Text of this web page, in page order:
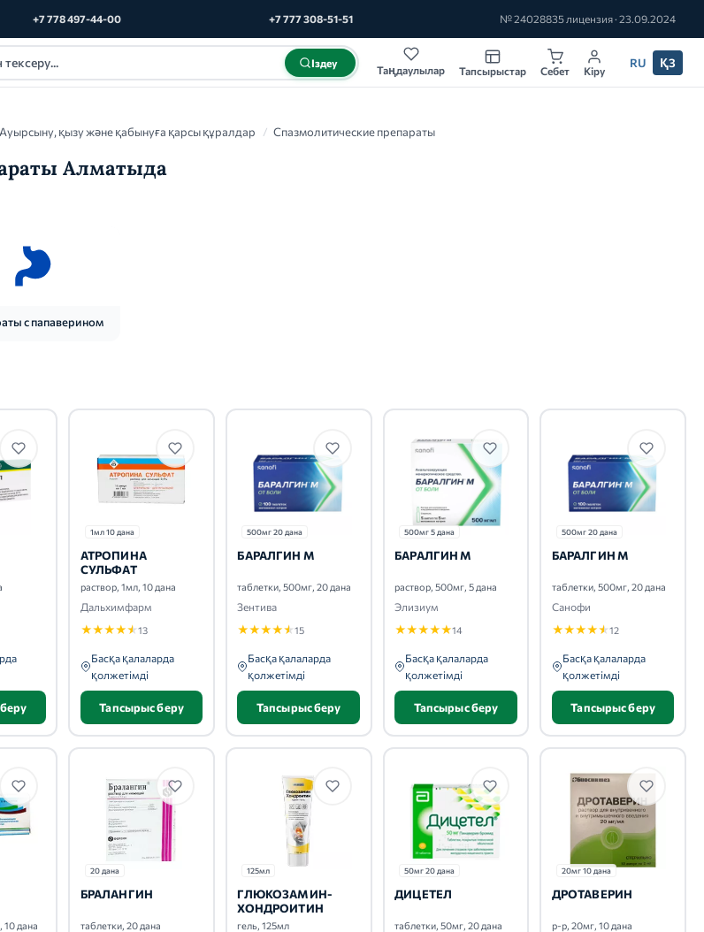
+7 778 497-44-00 +7 777 308-51-51 № 24028835 лицензия · 23.09.2024
Іздеу
Таңдаулылар Тапсырыстар Себет Кіру
RU ҚЗ
Ауырсыну, қызу және қабынуға қарсы құралдар / Спазмолитические препараты
Алматыда
с папаверином
1мл 10 дана
АТРОПИНА
СУЛЬФАТ
раствор, 1мл, 10 дана
Дальхимфарм
★★★★★13
Басқа қалаларда
қолжетімді
Тапсырыс беру
500мг 20 дана
БАРАЛГИН М
таблетки, 500мг, 20 дана
Зентива
★★★★★15
Басқа қалаларда
қолжетімді
Тапсырыс беру
500мг 5 дана
БАРАЛГИН М
раствор, 500мг, 5 дана
Элизиум
★★★★★14
Басқа қалаларда
қолжетімді
Тапсырыс беру
500мг 20 дана
БАРАЛГИН М
таблетки, 500мг, 20 дана
Санофи
★★★★★12
Басқа қалаларда
қолжетімді
Тапсырыс беру
10 дана
20 дана
БРАЛАНГИН
таблетки, 20 дана
125мл
ГЛЮКОЗАМИН-
ХОНДРОИТИН
гель, 125мл
50мг 20 дана
ДИЦЕТЕЛ
таблетки, 50мг, 20 дана
20мг 10 дана
ДРОТАВЕРИН
р-р, 20мг, 10 дана